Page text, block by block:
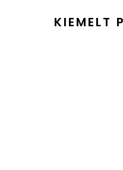
KIEMELT